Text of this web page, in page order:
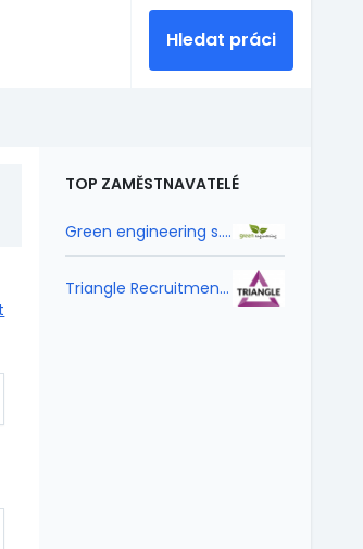
Hledat práci
TOP ZAMĚSTNAVATELÉ
Green engineering s.r.o.
Triangle Recruitment CZ s.r.o.